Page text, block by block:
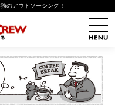
のアウトソーシング！